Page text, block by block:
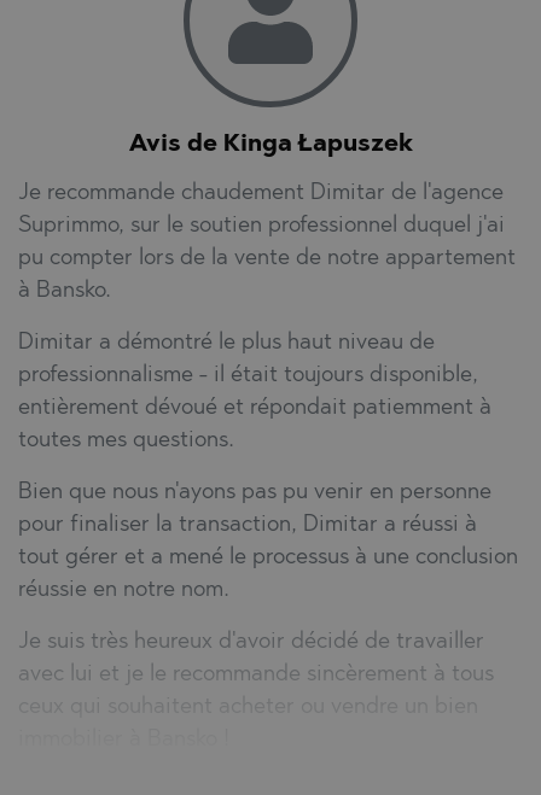
Avis de Kinga Łapuszek
Je recommande chaudement Dimitar de l'agence
Suprimmo, sur le soutien professionnel duquel j'ai
pu compter lors de la vente de notre appartement
à Bansko.
Dimitar a démontré le plus haut niveau de
professionnalisme - il était toujours disponible,
entièrement dévoué et répondait patiemment à
toutes mes questions.
Bien que nous n'ayons pas pu venir en personne
pour finaliser la transaction, Dimitar a réussi à
tout gérer et a mené le processus à une conclusion
réussie en notre nom.
Je suis très heureux d'avoir décidé de travailler
avec lui et je le recommande sincèrement à tous